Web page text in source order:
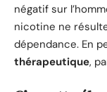
négatif sur
nicotine ne
dépendance. En
thérapeutique,